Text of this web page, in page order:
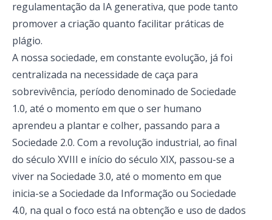
regulamentação da IA ​​generativa, que pode tanto
promover a criação quanto facilitar práticas de
plágio.
A nossa sociedade, em constante evolução, já foi
centralizada na necessidade de caça para
sobrevivência, período denominado de Sociedade
1.0, até o momento em que o ser humano
aprendeu a plantar e colher, passando para a
Sociedade 2.0. Com a revolução industrial, ao final
do século XVIII e início do século XIX, passou-se a
viver na Sociedade 3.0, até o momento em que
inicia-se a Sociedade da Informação ou Sociedade
4.0, na qual o foco está na obtenção e uso de dados